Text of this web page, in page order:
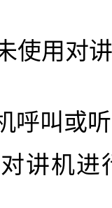
使用对
呼叫或
讲机进